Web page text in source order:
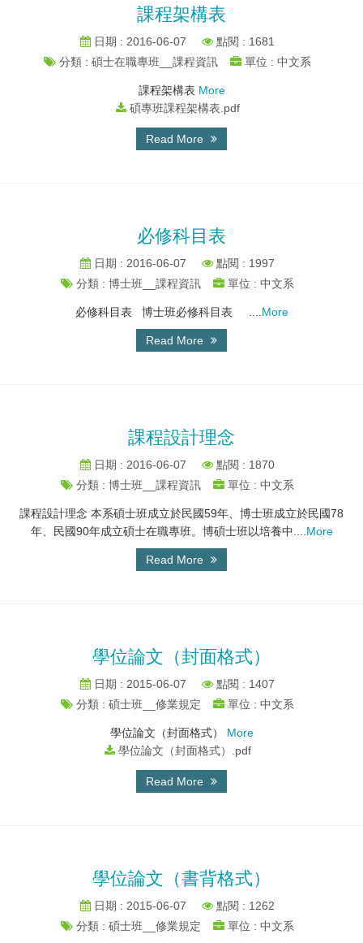
課程架構表
日期 : 2016-06-07
點閱 : 1681
分類 : 碩士在職專班__課程資訊
單位 : 中文系
課程架構表 More
碩專班課程架構表.pdf
Read More
必修科目表
日期 : 2016-06-07
點閱 : 1997
分類 : 博士班__課程資訊
單位 : 中文系
必修科目表 博士班必修科目表 .... More
Read More
課程設計理念
日期 : 2016-06-07
點閱 : 1870
分類 : 博士班__課程資訊
單位 : 中文系
課程設計理念 本系碩士班成立於民國59年、博士班成立於民國78
年、民國90年成立碩士在職專班。博碩士班以培養中.... More
Read More
學位論文（封面格式）
日期 : 2015-06-07
點閱 : 1407
分類 : 碩士班__修業規定
單位 : 中文系
學位論文（封面格式） More
學位論文（封面格式）.pdf
Read More
學位論文（書背格式）
日期 : 2015-06-07
點閱 : 1262
分類 : 碩士班__修業規定
單位 : 中文系